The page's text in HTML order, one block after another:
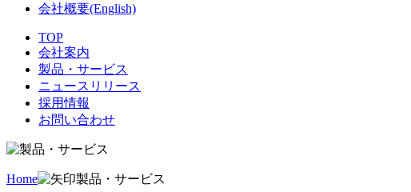
会社概要(English)
TOP
会社案内
製品・サービス
ニュースリリース
採用情報
お問い合わせ
Home 製品・サービス